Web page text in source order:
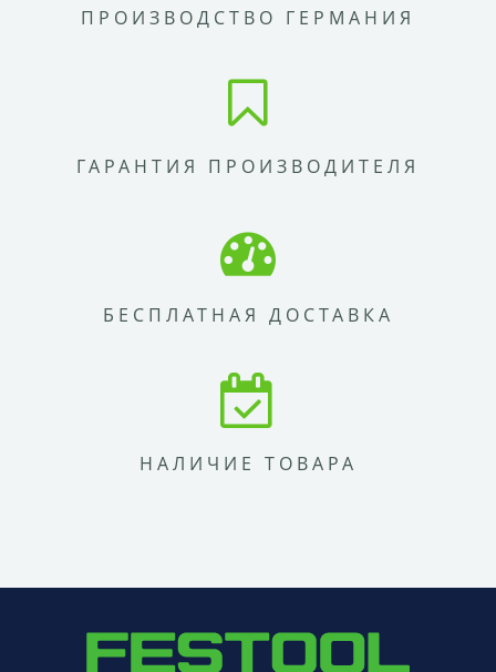
ПРОИЗВОДСТВО ГЕРМАНИЯ
ГАРАНТИЯ ПРОИЗВОДИТЕЛЯ
БЕСПЛАТНАЯ ДОСТАВКА
НАЛИЧИЕ ТОВАРА